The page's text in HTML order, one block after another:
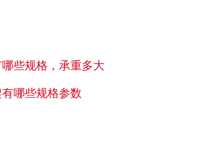
些规格，承重多大
哪些规格参数